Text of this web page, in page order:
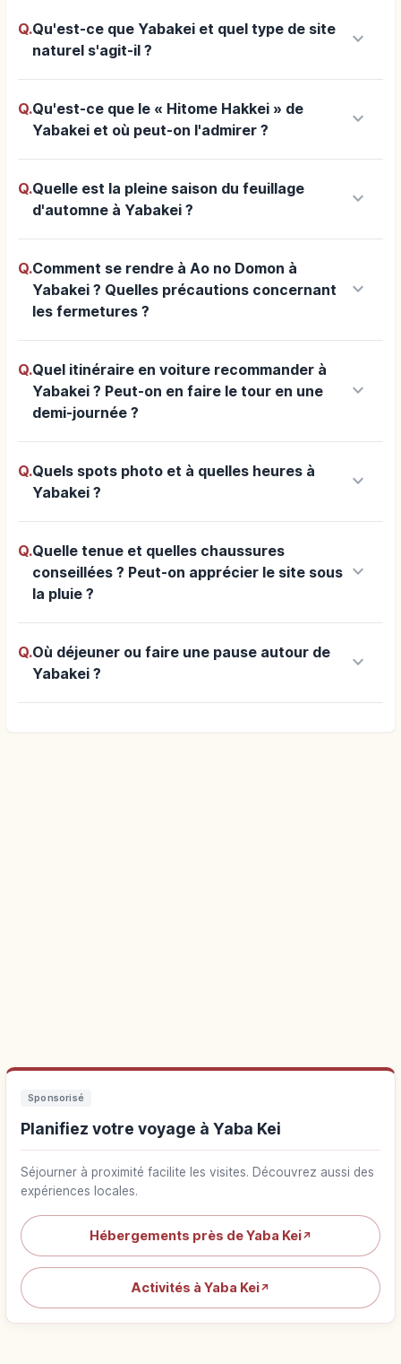
Q.Qu'est-ce que Yabakei et quel type de site
naturel s'agit-il ?
keyboard_arrow_down
Q.Qu'est-ce que le « Hitome Hakkei » de
Yabakei et où peut-on l'admirer ?
keyboard_arrow_down
Q.Quelle est la pleine saison du feuillage
d'automne à Yabakei ?
keyboard_arrow_down
Q.Comment se rendre à Ao no Domon à
Yabakei ? Quelles précautions concernant
les fermetures ?
keyboard_arrow_down
Q.Quel itinéraire en voiture recommander à
Yabakei ? Peut-on en faire le tour en une
demi-journée ?
keyboard_arrow_down
Q.Quels spots photo et à quelles heures à
Yabakei ?
keyboard_arrow_down
Q.Quelle tenue et quelles chaussures
conseillées ? Peut-on apprécier le site sous
la pluie ?
keyboard_arrow_down
Q.Où déjeuner ou faire une pause autour de
Yabakei ?
keyboard_arrow_down
Sponsorisé
Planifiez votre voyage à Yaba Kei
Séjourner à proximité facilite les visites. Découvrez aussi des
expériences locales.
Hébergements près de Yaba Kei↗
Activités à Yaba Kei↗